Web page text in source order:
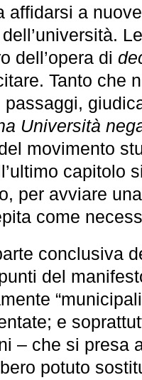
affidarsi a
dell’opera di
Tanto che
Università
movimento
capitolo
per avviare
come
conclusiva
del
e
– che si presa
potuto